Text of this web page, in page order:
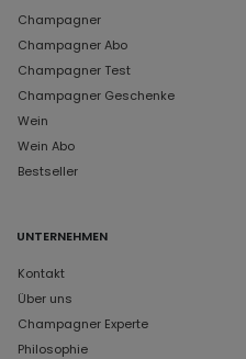
Champagner
Champagner Abo
Champagner Test
Champagner Geschenke
Wein
Wein Abo
Bestseller
UNTERNEHMEN
Kontakt
Über uns
Champagner Experte
Philosophie